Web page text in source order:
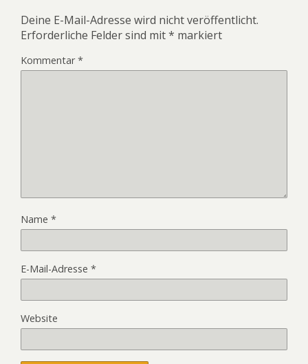
Deine E-Mail-Adresse wird nicht veröffentlicht.
Erforderliche Felder sind mit* markiert
Kommentar*
Name *
E-Mail-Adresse *
Website